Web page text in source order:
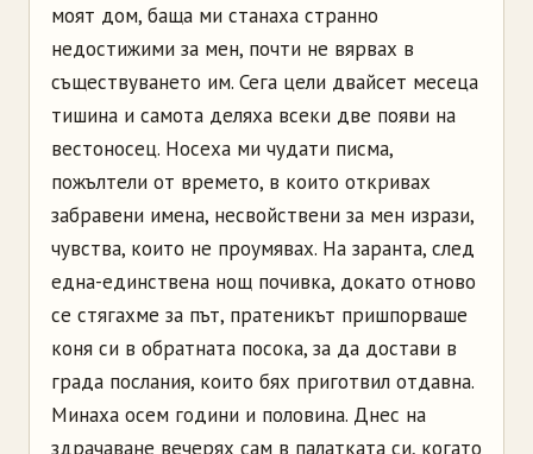
моят дом, баща ми станаха странно
недостижими за мен, почти не вярвах в
съществуването им. Сега цели двайсет месеца
тишина и самота деляха всеки две появи на
вестоносец. Носеха ми чудати писма,
пожълтели от времето, в които откривах
забравени имена, несвойствени за мен изрази,
чувства, които не проумявах. На заранта, след
една-единствена нощ почивка, докато отново
се стягахме за път, пратеникът пришпорваше
коня си в обратната посока, за да достави в
града послания, които бях приготвил отдавна.
Минаха осем години и половина. Днес на
здрачаване вечерях сам в палатката си, когато